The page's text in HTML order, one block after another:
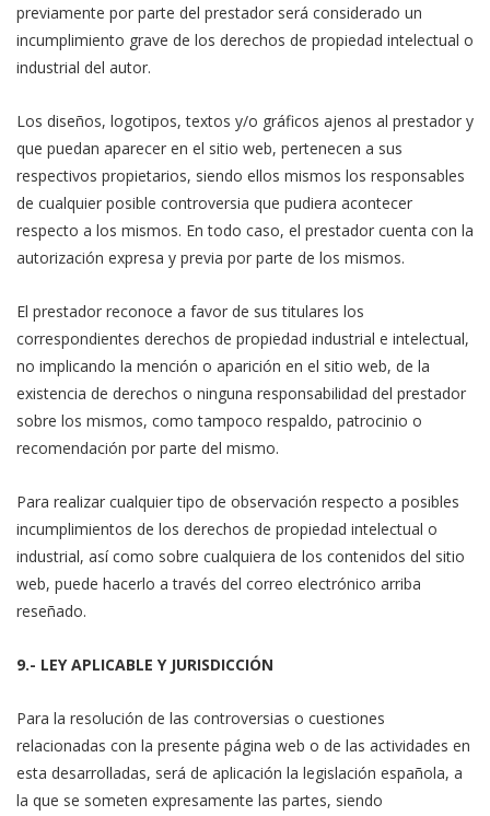
previamente por parte del prestador será considerado un
incumplimiento grave de los derechos de propiedad intelectual o
industrial del autor.
Los diseños, logotipos, textos y/o gráficos ajenos al prestador y
que puedan aparecer en el sitio web, pertenecen a sus
respectivos propietarios, siendo ellos mismos los responsables
de cualquier posible controversia que pudiera acontecer
respecto a los mismos. En todo caso, el prestador cuenta con la
autorización expresa y previa por parte de los mismos.
El prestador reconoce a favor de sus titulares los
correspondientes derechos de propiedad industrial e intelectual,
no implicando la mención o aparición en el sitio web, de la
existencia de derechos o ninguna responsabilidad del prestador
sobre los mismos, como tampoco respaldo, patrocinio o
recomendación por parte del mismo.
Para realizar cualquier tipo de observación respecto a posibles
incumplimientos de los derechos de propiedad intelectual o
industrial, así como sobre cualquiera de los contenidos del sitio
web, puede hacerlo a través del correo electrónico arriba
reseñado.
9.- LEY APLICABLE Y JURISDICCIÓN
Para la resolución de las controversias o cuestiones
relacionadas con la presente página web o de las actividades en
esta desarrolladas, será de aplicación la legislación española, a
la que se someten expresamente las partes, siendo